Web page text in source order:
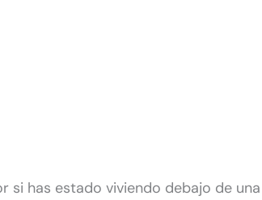
si has estado viviendo debajo de